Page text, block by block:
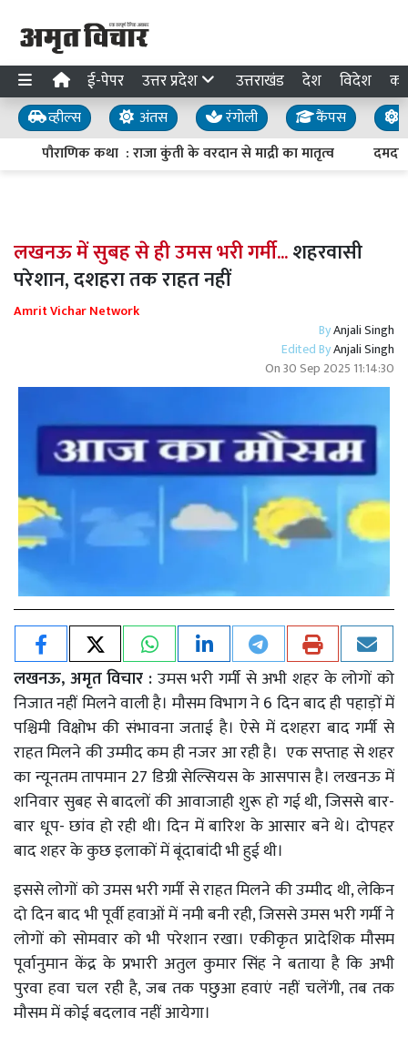
ई-पेपर उत्तर प्रदेश उत्तराखंड देश विदेश
व्हील्स अंतस रंगोली कैंपस
पौराणिक कथा : राजा कुंती के वरदान से माद्री का मातृत्व
लखनऊ में सुबह से ही उमस भरी गर्मी...शहरवासी
परेशान, दशहरा तक राहत नहीं
Amrit Vichar Network
ByAnjali Singh
Edited ByAnjali Singh
On30 Sep 2025 11:14:30
लखनऊ, अमृत विचार : उमस भरी गर्मी से अभी शहर के लोगों को
निजात नहीं मिलने वाली है। मौसम विभाग ने 6 दिन बाद ही पहाड़ों में
पश्चिमी विक्षोभ की संभावना जताई है। ऐसे में दशहरा बाद गर्मी से
राहत मिलने की उम्मीद कम ही नजर आ रही है। एक सप्ताह से शहर
का न्यूनतम तापमान 27 डिग्री सेल्सियस के आसपास है। लखनऊ में
शनिवार सुबह से बादलों की आवाजाही शुरू हो गई थी, जिससे बार-
बार धूप- छांव हो रही थी। दिन में बारिश के आसार बने थे। दोपहर
बाद शहर के कुछ इलाकों में बूंदाबांदी भी हुई थी।
इससे लोगों को उमस भरी गर्मी से राहत मिलने की उम्मीद थी, लेकिन
दो दिन बाद भी पूर्वी हवाओं में नमी बनी रही, जिससे उमस भरी गर्मी ने
लोगों को सोमवार को भी परेशान रखा। एकीकृत प्रादेशिक मौसम
पूर्वानुमान केंद्र के प्रभारी अतुल कुमार सिंह ने बताया है कि अभी
पुरवा हवा चल रही है, जब तक पछुआ हवाएं नहीं चलेंगी, तब तक
मौसम में कोई बदलाव नहीं आयेगा।